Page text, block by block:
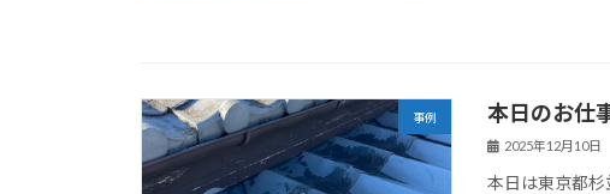
事例 本日のお仕
2025年12月10日
本日は東京都